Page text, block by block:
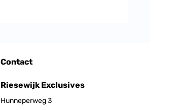
Contact
Riesewijk Exclusives
Hunneperweg 3